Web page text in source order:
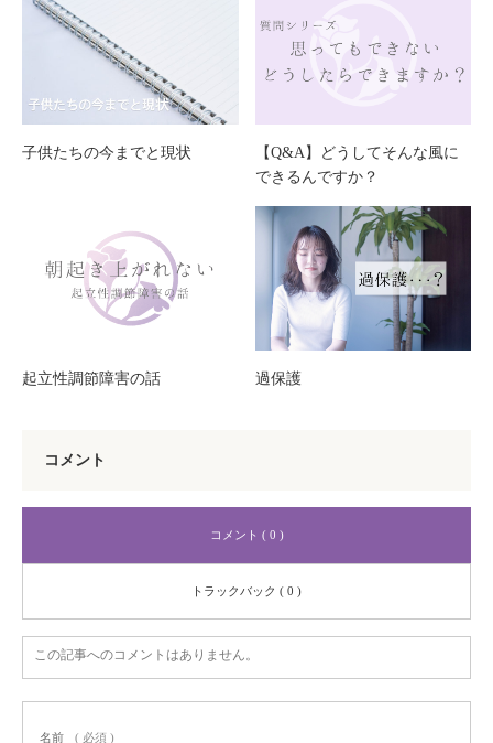
子供たちの今までと現状
【Q&A】どうしてそんな風に
できるんですか？
起立性調節障害の話 過保護
コメント
コメント ( 0 )
トラックバック ( 0 )
この記事へのコメントはありません。
名前 ( 必須 )